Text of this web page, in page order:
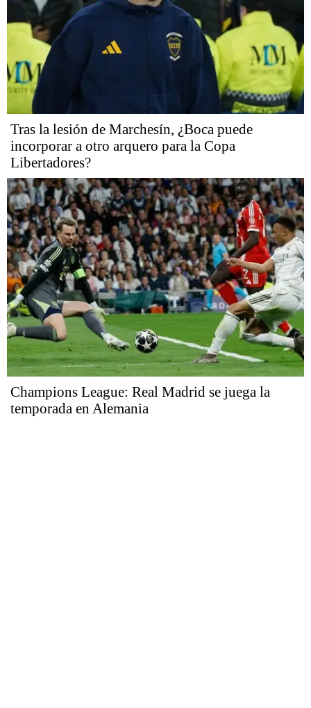
Tras la lesión de Marchesín, ¿Boca puede
incorporar a otro arquero para la Copa
Libertadores?
Champions League: Real Madrid se juega la
temporada en Alemania